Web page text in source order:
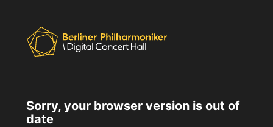
Sorry, your browser version is out of
date